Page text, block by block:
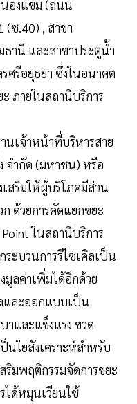
องแขม (ถนน
(ซ.40) , สาขา
ธานี และสาขาประตูน้ำ
รีอยุธยา ซึ่งในอนาคต
ภายในสถานีบริการ
นเจ้าหน้าที่บริหารสาย
จำกัด (มหาชน) หรือ
เสริมให้ผู้บริโภคมีส่วน
ด้วยการคัดแยกขยะ
ในสถานีบริการ
ะบวนการรีไซเคิลเป็น
มูลค่าเพิ่มได้อีกด้วย
และออกแบบเป็น
และแข็งแรง ขวด
นใยสังเคราะห์สำหรับ
ริมพฤติกรรมจัดการขยะ
ได้หมุนเวียนใช้